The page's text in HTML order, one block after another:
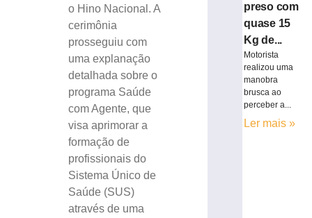
o Hino Nacional. A
cerimônia
prosseguiu com
uma explanação
detalhada sobre o
programa Saúde
com Agente, que
visa aprimorar a
formação de
profissionais do
Sistema Único de
Saúde (SUS)
através de uma
preso com
quase 15
Kg de...
Motorista
realizou uma
manobra
brusca ao
perceber a...
Ler mais »